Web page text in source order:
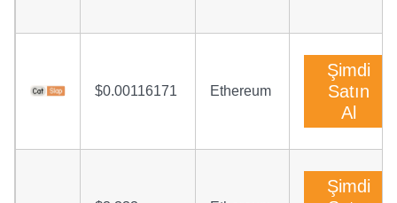
$0.00116171 Ethereum
Şimdi
Satın
Al
Şimdi